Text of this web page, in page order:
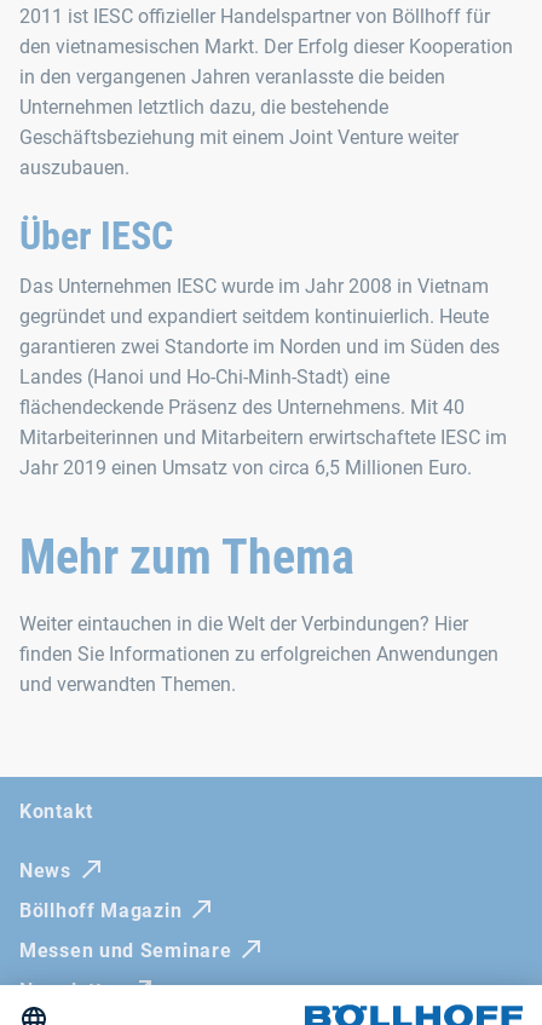
2011 ist IESC offizieller Handelspartner von Böllhoff für
den vietnamesischen Markt. Der Erfolg dieser Kooperation
in den vergangenen Jahren veranlasste die beiden
Unternehmen letztlich dazu, die bestehende
Geschäftsbeziehung mit einem Joint Venture weiter
auszubauen.​​​​
Über IESC
Das Unternehmen IESC wurde im Jahr 2008 in Vietnam
gegründet und expandiert seitdem kontinuierlich. Heute
garantieren zwei Standorte im Norden und im Süden des
Landes (Hanoi und Ho-Chi-Minh-Stadt) eine
flächendeckende Präsenz des Unternehmens. Mit 40
Mitarbeiterinnen und Mitarbeitern erwirtschaftete IESC im
Jahr 2019 einen Umsatz von circa 6,5 Millionen Euro.
Mehr zum Thema
Weiter eintauchen in die Welt der Verbindungen? Hier
finden Sie Informationen zu erfolgreichen Anwendungen
und verwandten Themen.
Kontakt
News
Böllhoff Magazin
Messen und Seminare
Newsletter